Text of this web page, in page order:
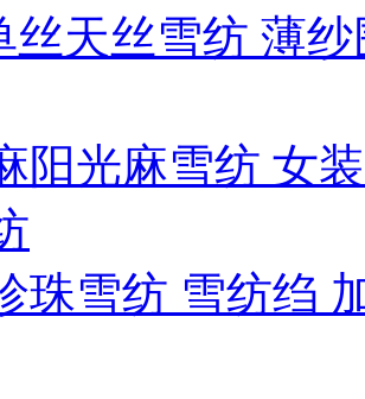
丝天丝雪纺 薄
阳光麻雪纺 女
珠雪纺 雪纺绉